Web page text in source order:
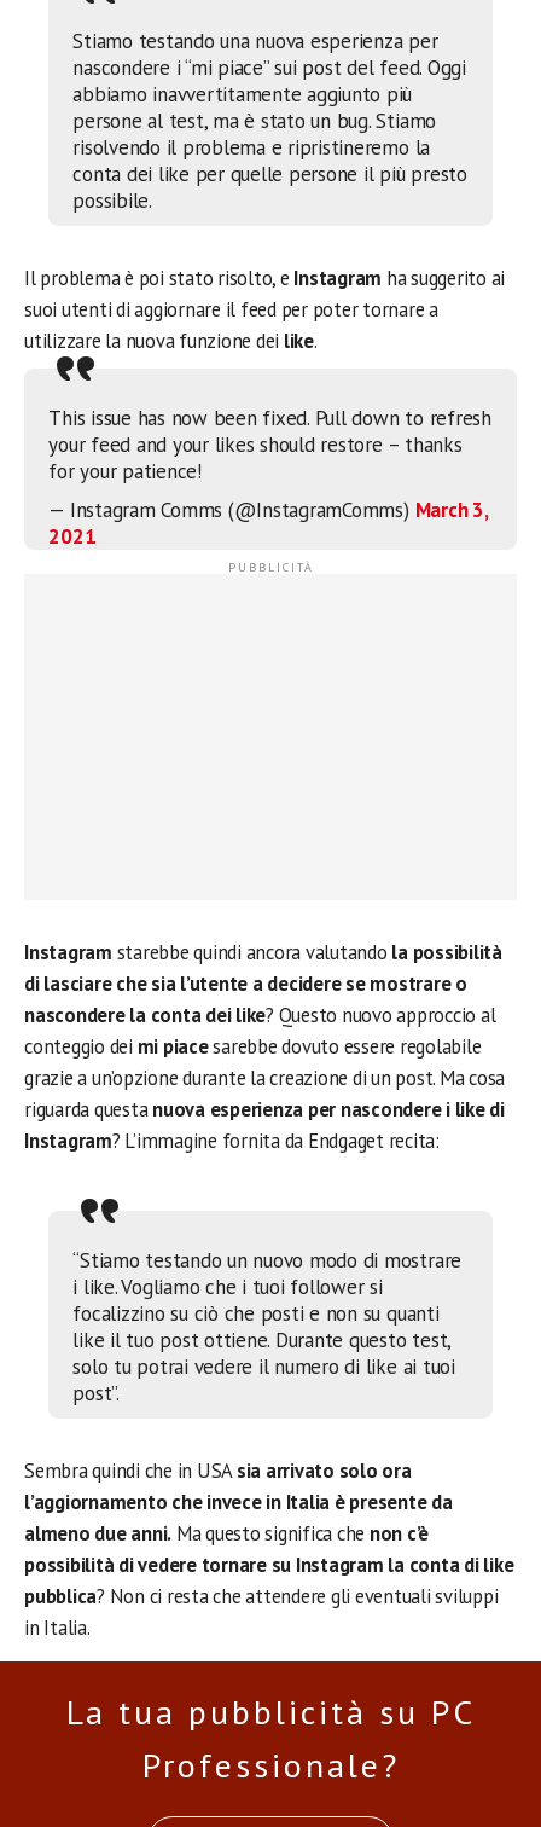
Stiamo testando una nuova esperienza per
nascondere i “mi piace” sui post del feed. Oggi
abbiamo inavvertitamente aggiunto più
persone al test, ma è stato un bug. Stiamo
risolvendo il problema e ripristineremo la
conta dei like per quelle persone il più presto
possibile.
Il problema è poi stato risolto, e Instagram ha suggerito ai
suoi utenti di aggiornare il feed per poter tornare a
utilizzare la nuova funzione dei like.
This issue has now been fixed. Pull down to refresh
your feed and your likes should restore – thanks
for your patience!
— Instagram Comms (@InstagramComms) March 3,
2021
Instagram starebbe quindi ancora valutando la possibilità
di lasciare che sia l’utente a decidere se mostrare o
nascondere la conta dei like? Questo nuovo approccio al
conteggio dei mi piacesarebbe dovuto essere regolabile
grazie a un’opzione durante la creazione di un post. Ma cosa
riguarda questanuova esperienza per nascondere i like di
Instagram? L’immagine fornita da Endgaget recita:
“Stiamo testando un nuovo modo di mostrare
i like. Vogliamo che i tuoi follower si
focalizzino su ciò che posti e non su quanti
like il tuo post ottiene. Durante questo test,
solo tu potrai vedere il numero di like ai tuoi
post”.
Sembra quindi che in USAsia arrivato solo ora
l’aggiornamento che invece in Italia è presente da
almeno due anni. Ma questo significa che non c’è
possibilità di vedere tornare su Instagram la conta di like
pubblica? Non ci resta che attendere gli eventuali sviluppi
in Italia.
La tua pubblicità su PC
Professionale?